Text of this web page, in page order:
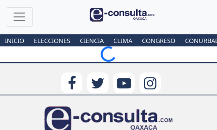
INICIO ELECCIONES CIENCIA CLIMA CONGRESO
Loading...